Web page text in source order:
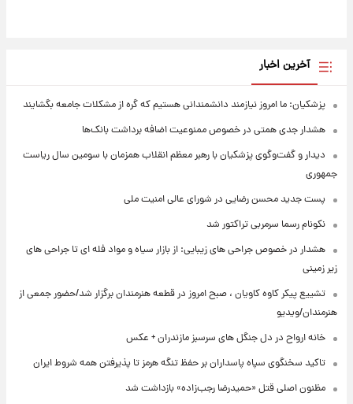
آخرین اخبار
پزشکیان: ما امروز نیازمند دانشمندانی هستیم که گره از مشکلات جامعه بگشایند
هشدار جدی همتی در خصوص ممنوعیت اضافه ‌برداشت بانک‌ها
دیدار و گفت‌وگوی پزشکیان با رهبر معظم انقلاب همزمان با سومین سال ریاست
جمهوری
پست جدید محسن رضایی در شورای عالی امنیت ملی
نکونام رسما سرمربی تراکتور شد
هشدار در خصوص جراحی های زیبایی: از بازار سیاه و مواد فله ای تا جراحی های
زیر زمینی
تشییع پیکر کاوه کاویان ، صبح امروز در قطعه هنرمندان برگزار شد/حضور جمعی از
هنرمندان/ویدیو
خانه ارواح در دل جنگل های سرسبز مازندران + عکس
تاکید سخنگوی سپاه پاسداران بر حفظ تنگه هرمز تا پذیرفتن همه شروط ایران
مظنون اصلی قتل «حمیدرضا رجب‌زاده» بازداشت شد